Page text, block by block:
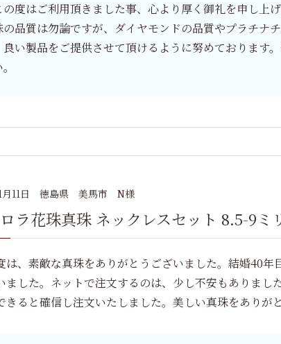
度はご利用頂きました事、心より厚く御礼を申し上げ
の品質は勿論ですが、ダイヤモンドの品質やプラチナ
良い製品をご提供させて頂けるように努めております
11日 徳島県 美馬市 N様
ラ花珠真珠 ネックレスセット 8.5-9ミ
、素敵な真珠をありがとうございました。結婚40年
ました。ネットで注文するのは、少し不安もありまし
きると確信し注文いたしました。美しい真珠をありが